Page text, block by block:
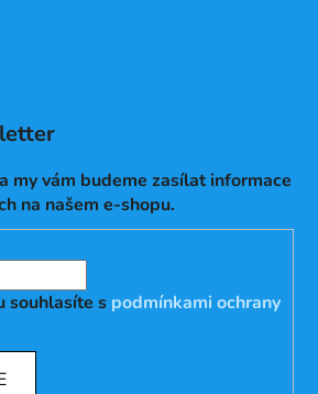
my vám budeme zasílat informace
na našem e-shopu.
souhlasíte s podmínkami ochrany